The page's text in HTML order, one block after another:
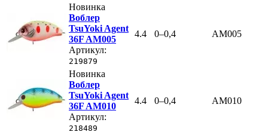
Новинка
Воблер
TsuYoki Agent
36F AM005
Артикул:
219879
4.4 0–0,4 AM005
Новинка
Воблер
TsuYoki Agent
36F AM010
Артикул:
218489
4.4 0–0,4 AM010